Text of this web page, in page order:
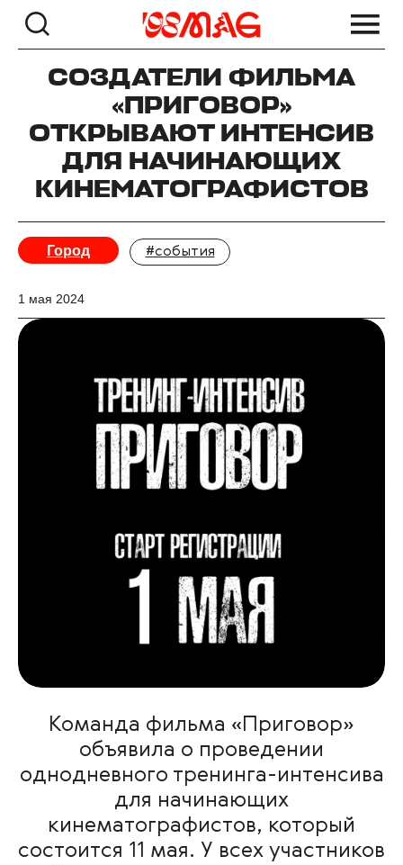
СОЗДАТЕЛИ ФИЛЬМА
«ПРИГОВОР»
ОТКРЫВАЮТ ИНТЕНСИВ
ДЛЯ НАЧИНАЮЩИХ
КИНЕМАТОГРАФИСТОВ
Город #события
1 мая 2024
Команда фильма «Приговор»
объявила о проведении
однодневного тренинга-интенсива
для начинающих
кинематографистов, который
состоится 11 мая. У всех участников